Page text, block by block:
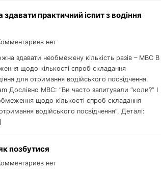
практичний іспит з водіння
нет
здавати необмежену кількість разів – МВС В
щодо кількості спроб складання
для отримання водійського посвідчення.
Дослівно МВС: “Ви часто запитували “коли?” І
щодо кількості спроб складання
водійського посвідчення”. Деталі:
позбутися
нет